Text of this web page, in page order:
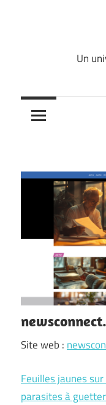
Un
Site web :
Feuilles jaunes
parasites à guetter